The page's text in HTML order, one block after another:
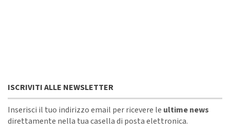
ISCRIVITI ALLE NEWSLETTER
Inserisci il tuo indirizzo email per ricevere le ultime news
direttamente nella tua casella di posta elettronica.